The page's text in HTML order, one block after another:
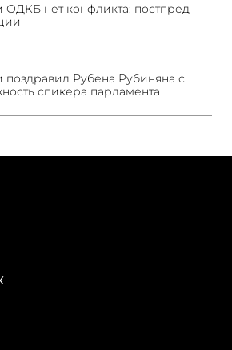
нет конфликта: постпред
Рубена Рубиняна с
спикера парламента